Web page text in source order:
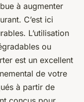
à augmenter
C’est ici
. L’utilisation
ou
est un excellent
de votre
à partir de